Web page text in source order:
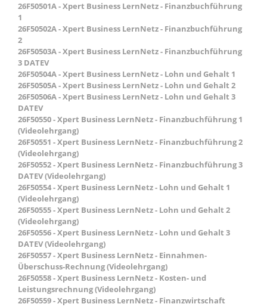
26F50501A - Xpert Business LernNetz - Finanzbuchführung
1
26F50502A - Xpert Business LernNetz - Finanzbuchführung
2
26F50503A - Xpert Business LernNetz - Finanzbuchführung
3 DATEV
26F50504A - Xpert Business LernNetz - Lohn und Gehalt 1
26F50505A - Xpert Business LernNetz - Lohn und Gehalt 2
26F50506A - Xpert Business LernNetz - Lohn und Gehalt 3
DATEV
26F50550 - Xpert Business LernNetz - Finanzbuchführung 1
(Videolehrgang)
26F50551 - Xpert Business LernNetz - Finanzbuchführung 2
(Videolehrgang)
26F50552 - Xpert Business LernNetz - Finanzbuchführung 3
DATEV (Videolehrgang)
26F50554 - Xpert Business LernNetz - Lohn und Gehalt 1
(Videolehrgang)
26F50555 - Xpert Business LernNetz - Lohn und Gehalt 2
(Videolehrgang)
26F50556 - Xpert Business LernNetz - Lohn und Gehalt 3
DATEV (Videolehrgang)
26F50557 - Xpert Business LernNetz - Einnahmen-
Überschuss-Rechnung (Videolehrgang)
26F50558 - Xpert Business LernNetz - Kosten- und
Leistungsrechnung (Videolehrgang)
26F50559 - Xpert Business LernNetz - Finanzwirtschaft